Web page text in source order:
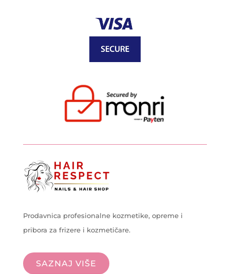
Prodavnica profesionalne kozmetike, opreme i
pribora za frizere i kozmetičare.
SAZNAJ VIŠE